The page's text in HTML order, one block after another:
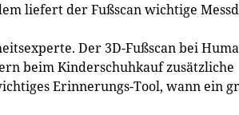
liefert der Fußscan wichtige
Der 3D-Fußscan bei
beim Kinderschuhkauf zusätzliche
Erinnerungs-Tool, wann ein